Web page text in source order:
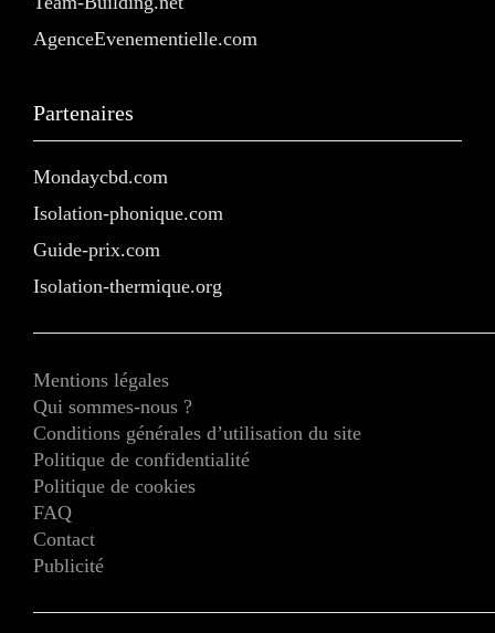
AgenceEvenementielle.com
Partenaires
Mondaycbd.com
Isolation-phonique.com
Guide-prix.com
Isolation-thermique.org
Mentions légales
Qui sommes-nous ?
Conditions générales d’utilisation du site
Politique de confidentialité
Politique de cookies
FAQ
Contact
Publicité